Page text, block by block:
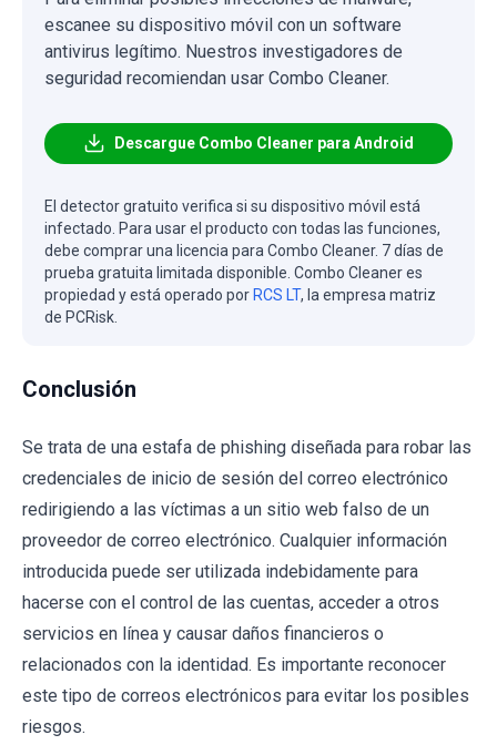
escanee su dispositivo móvil con un software
antivirus legítimo. Nuestros investigadores de
seguridad recomiendan usar Combo Cleaner.
Descargue Combo Cleaner para Android
El detector gratuito verifica si su dispositivo móvil está
infectado. Para usar el producto con todas las funciones,
debe comprar una licencia para Combo Cleaner. 7 días de
prueba gratuita limitada disponible. Combo Cleaner es
propiedad y está operado por RCS LT, la empresa matriz
de PCRisk.
Conclusión
Se trata de una estafa de phishing diseñada para robar las
credenciales de inicio de sesión del correo electrónico
redirigiendo a las víctimas a un sitio web falso de un
proveedor de correo electrónico. Cualquier información
introducida puede ser utilizada indebidamente para
hacerse con el control de las cuentas, acceder a otros
servicios en línea y causar daños financieros o
relacionados con la identidad. Es importante reconocer
este tipo de correos electrónicos para evitar los posibles
riesgos.